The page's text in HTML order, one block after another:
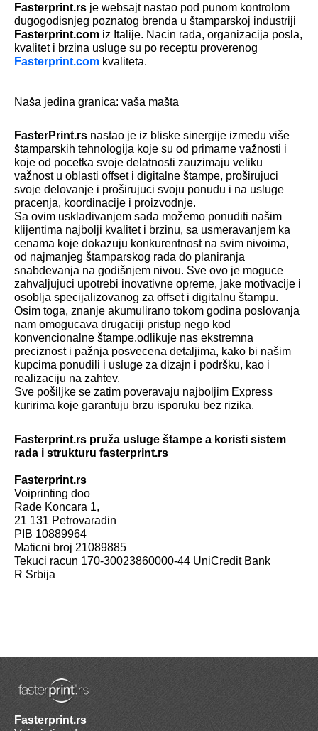
Fasterprint.rs je websajt nastao pod punom kontrolom
dugogodisnjeg poznatog brenda u štamparskoj industriji
Fasterprint.com iz Italije. Nacin rada, organizacija posla,
kvalitet i brzina usluge su po receptu proverenog
Fasterprint.com kvaliteta.
Naša jedina granica: vaša mašta
FasterPrint.rs nastao je iz bliske sinergije izmedu više
štamparskih tehnologija koje su od primarne važnosti i
koje od pocetka svoje delatnosti zauzimaju veliku
važnost u oblasti offset i digitalne štampe, proširujuci
svoje delovanje i proširujuci svoju ponudu i na usluge
pracenja, koordinacije i proizvodnje.
Sa ovim uskladivanjem sada možemo ponuditi našim
klijentima najbolji kvalitet i brzinu, sa usmeravanjem ka
cenama koje dokazuju konkurentnost na svim nivoima,
od najmanjeg štamparskog rada do planiranja
snabdevanja na godišnjem nivou. Sve ovo je moguce
zahvaljujuci upotrebi inovativne opreme, jake motivacije i
osoblja specijalizovanog za offset i digitalnu štampu.
Osim toga, znanje akumulirano tokom godina poslovanja
nam omogucava drugaciji pristup nego kod
konvencionalne štampe.odlikuje nas ekstremna
preciznost i pažnja posvecena detaljima, kako bi našim
kupcima ponudili i usluge za dizajn i podršku, kao i
realizaciju na zahtev.
Sve pošiljke se zatim poveravaju najboljim Express
kuririma koje garantuju brzu isporuku bez rizika.
Fasterprint.rs pruža usluge štampe a koristi sistem
rada i strukturu fasterprint.rs
Fasterprint.rs
Voiprinting doo
Rade Koncara 1,
21 131 Petrovaradin
PIB 10889964
Maticni broj 21089885
Tekuci racun 170-30023860000-44 UniCredit Bank
R Srbija
Fasterprint.rs